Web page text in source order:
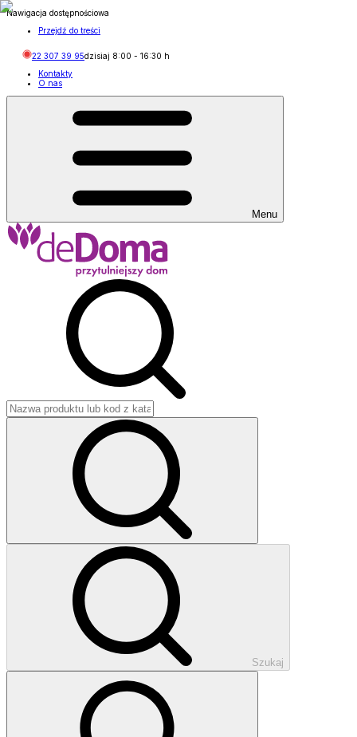
Nawigacja dostępnościowa
Przejdź do treści
22 307 39 95dzisiaj 8:00 - 16:30 h
Kontakty
O nas
Menu
Szukaj